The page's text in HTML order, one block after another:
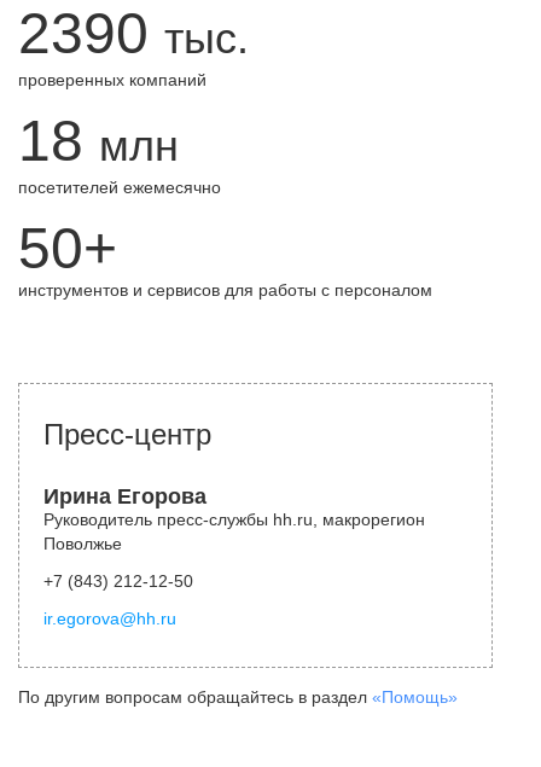
2390 тыс.
проверенных компаний
18 млн
посетителей ежемесячно
50+
инструментов и сервисов для работы с персоналом
Пресс-центр
Ирина Егорова
Руководитель пресс-службы hh.ru, макрорегион
Поволжье
+7 (843) 212-12-50
ir.egorova@hh.ru
По другим вопросам обращайтесь в раздел «Помощь»